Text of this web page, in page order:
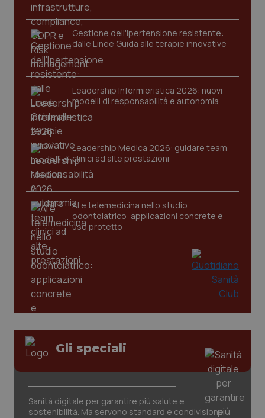
Gestione dell'Ipertensione resistente:
dalle Linee Guida alle terapie innovative
Leadership Infermieristica 2026: nuovi
modelli di responsabilità e autonomia
Leadership Medica 2026: guidare team
clinici ad alte prestazioni
AI e telemedicina nello studio
odontoiatrico: applicazioni concrete e
uso protetto
Gli speciali
Sanità digitale per garantire più salute e
sostenibilità. Ma servono standard e condivisione
funzionare correttamente senza questi cookie.
Nome
VISITOR_PRIVACY_METADATA
YouTube
CookieScriptConsent
tracking-sites-ironfish-
www.quotidianosanita.it